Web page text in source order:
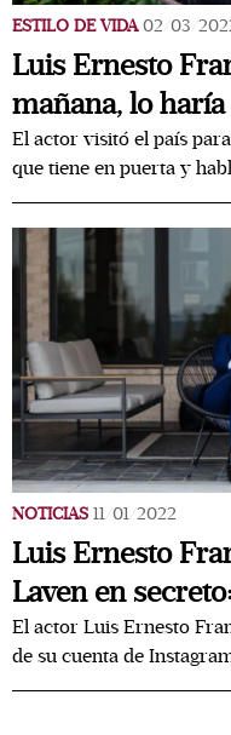
ESTILO DE VIDA 02/03/
Luis Ernesto
mañana, lo
El actor visitó el país
que tiene en puerta y
NOTICIAS 11/01/2022
Luis Ernesto
Laven en
El actor Luis Ernesto
de su cuenta de